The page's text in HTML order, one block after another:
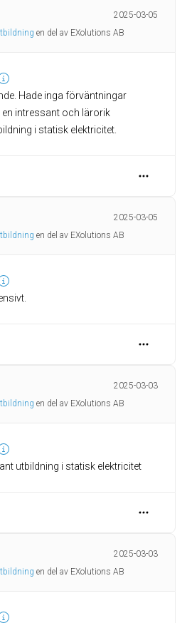
2025-03-05
en del av EXolutions AB
Hade inga förväntningar
en intressant och lärorik
i statisk elektricitet.
2025-03-05
en del av EXolutions AB
2025-03-03
en del av EXolutions AB
utbildning i statisk elektricitet
2025-03-03
en del av EXolutions AB